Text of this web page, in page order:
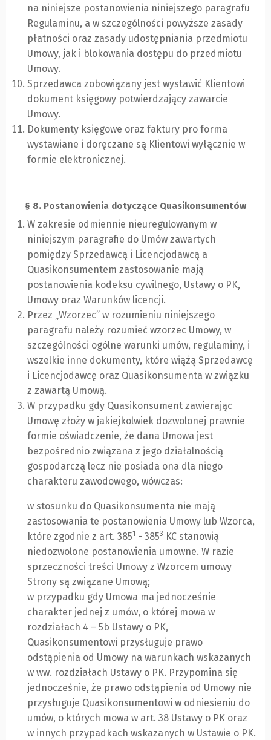
na niniejsze postanowienia niniejszego paragrafu
Regulaminu, a w szczególności powyższe zasady
płatności oraz zasady udostępniania przedmiotu
Umowy, jak i blokowania dostępu do przedmiotu
Umowy.
Sprzedawca zobowiązany jest wystawić Klientowi
dokument księgowy potwierdzający zawarcie
Umowy.
Dokumenty księgowe oraz faktury pro forma
wystawiane i doręczane są Klientowi wyłącznie w
formie elektronicznej.
§ 8. Postanowienia dotyczące Quasikonsumentów
W zakresie odmiennie nieuregulowanym w
niniejszym paragrafie do Umów zawartych
pomiędzy Sprzedawcą i Licencjodawcą a
Quasikonsumentem zastosowanie mają
postanowienia kodeksu cywilnego, Ustawy o PK,
Umowy oraz Warunków licencji.
Przez „Wzorzec” w rozumieniu niniejszego
paragrafu należy rozumieć wzorzec Umowy, w
szczególności ogólne warunki umów, regulaminy, i
wszelkie inne dokumenty, które wiążą Sprzedawcę
i Licencjodawcę oraz Quasikonsumenta w związku
z zawartą Umową.
W przypadku gdy Quasikonsument zawierając
Umowę złoży w jakiejkolwiek dozwolonej prawnie
formie oświadczenie, że dana Umowa jest
bezpośrednio związana z jego działalnością
gospodarczą lecz nie posiada ona dla niego
charakteru zawodowego, wówczas:
w stosunku do Quasikonsumenta nie mają
zastosowania te postanowienia Umowy lub Wzorca,
które zgodnie z art. 3851 - 3853 KC stanowią
niedozwolone postanowienia umowne. W razie
sprzeczności treści Umowy z Wzorcem umowy
Strony są związane Umową;
w przypadku gdy Umowa ma jednocześnie
charakter jednej z umów, o której mowa w
rozdziałach 4 – 5b Ustawy o PK,
Quasikonsumentowi przysługuje prawo
odstąpienia od Umowy na warunkach wskazanych
w ww. rozdziałach Ustawy o PK. Przypomina się
jednocześnie, że prawo odstąpienia od Umowy nie
przysługuje Quasikonsumentowi w odniesieniu do
umów, o których mowa w art. 38 Ustawy o PK oraz
w innych przypadkach wskazanych w Ustawie o PK.